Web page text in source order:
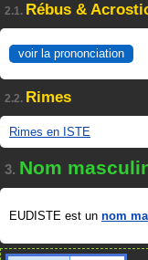
2.1. Rébus &
voir la prononciation
2.2. Rimes
Rimes en ISTE
3. Nom
EUDISTE est un nom